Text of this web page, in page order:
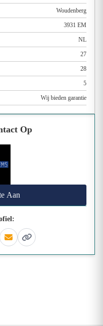
Woudenberg
3931 EM
NL
27
28
5
Wij bieden garantie
Op
Aan
EmailKopieer link